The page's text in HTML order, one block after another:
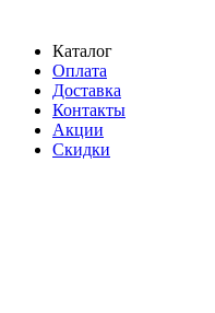
Каталог
Оплата
Доставка
Контакты
Акции
Скидки